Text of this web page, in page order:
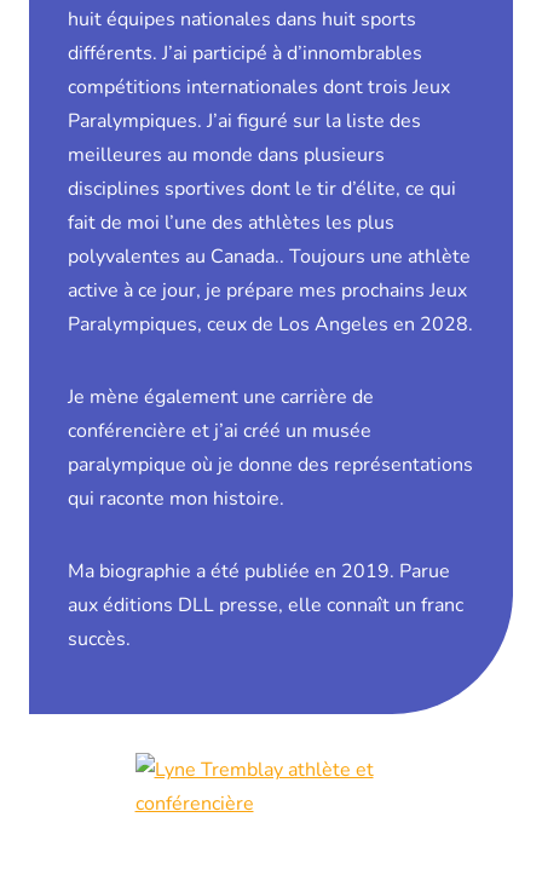
huit équipes nationales dans huit sports
différents. J’ai participé à d’innombrables
compétitions internationales dont trois Jeux
Paralympiques. J’ai figuré sur la liste des
meilleures au monde dans plusieurs
disciplines sportives dont le tir d’élite, ce qui
fait de moi l’une des athlètes les plus
polyvalentes au Canada.. Toujours une athlète
active à ce jour, je prépare mes prochains Jeux
Paralympiques, ceux de Los Angeles en 2028.
Je mène également une carrière de
conférencière et j’ai créé un musée
paralympique où je donne des représentations
qui raconte mon histoire.
Ma biographie a été publiée en 2019. Parue
aux éditions DLL presse, elle connaît un franc
succès.